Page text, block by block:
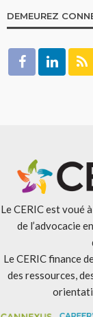
DEMEUREZ
Le CERIC est voué
de l’advocacie
Le CERIC finance
des ressources,